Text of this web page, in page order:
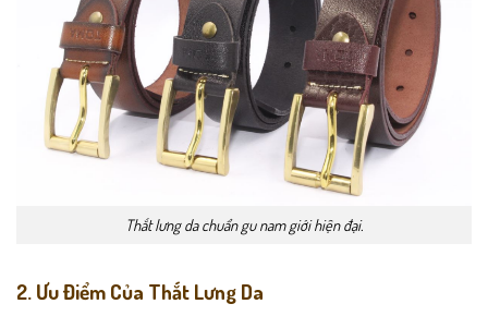
Thắt lưng da chuẩn gu nam giới hiện đại.
2. Ưu Điểm Của Thắt Lưng Da